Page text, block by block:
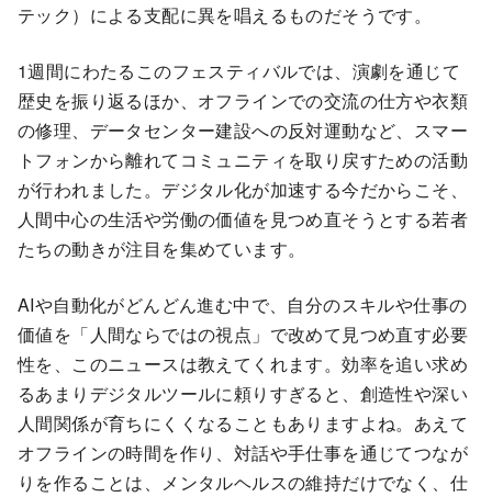
テック）による支配に異を唱えるものだそうです。
1週間にわたるこのフェスティバルでは、演劇を通じて
歴史を振り返るほか、オフラインでの交流の仕方や衣類
の修理、データセンター建設への反対運動など、スマー
トフォンから離れてコミュニティを取り戻すための活動
が行われました。デジタル化が加速する今だからこそ、
人間中心の生活や労働の価値を見つめ直そうとする若者
たちの動きが注目を集めています。
AIや自動化がどんどん進む中で、自分のスキルや仕事の
価値を「人間ならではの視点」で改めて見つめ直す必要
性を、このニュースは教えてくれます。効率を追い求め
るあまりデジタルツールに頼りすぎると、創造性や深い
人間関係が育ちにくくなることもありますよね。あえて
オフラインの時間を作り、対話や手仕事を通じてつなが
りを作ることは、メンタルヘルスの維持だけでなく、仕